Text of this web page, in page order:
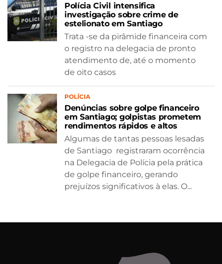
Polícia Civil intensifica
investigação sobre crime de
estelionato em Santiago
Trata -se da pirâmide financeira com
o registro na delegacia de pronto
atendimento de, até o momento
de oito casos
POLÍCIA
Denúncias sobre golpe financeiro
em Santiago; golpistas prometem
rendimentos rápidos e altos
Algumas de tantas pessoas lesadas
de Santiago registraram ocorrência
na Delegacia de Polícia pela prática
de golpe financeiro, gerando
prejuízos significativos à elas. O...